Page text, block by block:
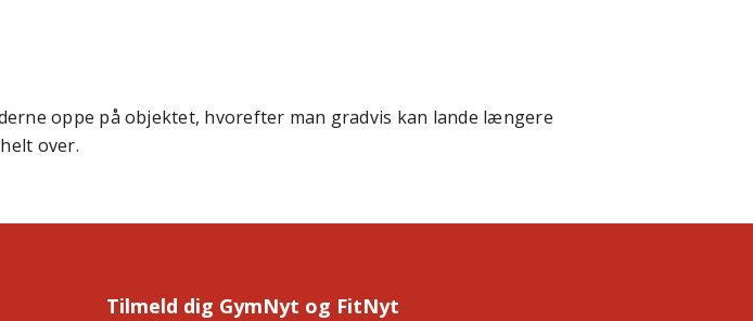
oppe på objektet, hvorefter man gradvis kan lande længere
over.
Tilmeld dig GymNyt og FitNyt